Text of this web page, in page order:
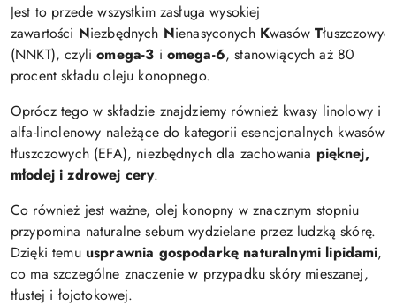
Jest to przede wszystkim zasługa wysokiej
zawartości Niezbędnych Nienasyconych KwasówT
(NNKT), czyliomega-3 i omega-6, stanowiących aż 80
procent składu oleju konopnego.
Oprócz tego w składzie znajdziemy również kwasy linolowy i
alfa-linolenowy należące do kategorii esencjonalnych kwasów
tłuszczowych (EFA), niezbędnych dla zachowania pięknej,
młodej i zdrowej cery.
Co również jest ważne, olej konopny w znacznym stopniu
przypomina naturalne sebum wydzielane przez ludzką skórę.
Dzięki temu usprawnia gospodarkę naturalnymi lipidami,
co ma szczególne znaczenie w przypadku skóry mieszanej,
tłustej i łojotokowej.